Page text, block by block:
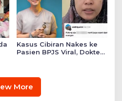
Kasus Cibiran Nakes ke
Pasien BPJS Viral, Dokter
Emosi
More